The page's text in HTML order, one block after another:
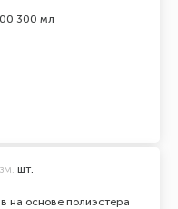
300 мл
на основе полиэстера
шт.